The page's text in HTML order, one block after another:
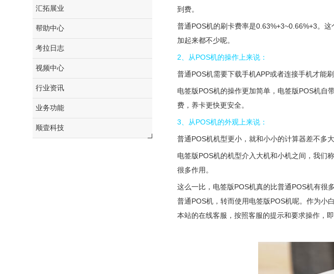
汇拓展业
帮助中心
考拉日志
视频中心
行业资讯
业务功能
顺壹科技
到费。
普通POS机的刷卡费率是0.63%+3~0.66%+3。
加起来都不少呢。
2、从POS机的操作上来说：
普通POS机需要下载手机APP或者连接手机才能
电签版POS机的操作更加简单，电签版POS机自
费，养卡更快更安全。
3、从POS机的外观上来说：
普通POS机机型更小，就和小小的计算器差不多
电签版POS机的机型介入大机和小机之间，我们
很多作用。
这么一比，电签版POS机真的比普通POS机有很
普通POS机，转而使用电签版POS机呢。作为小
本站的在线客服，按照客服的提示和要求操作，即